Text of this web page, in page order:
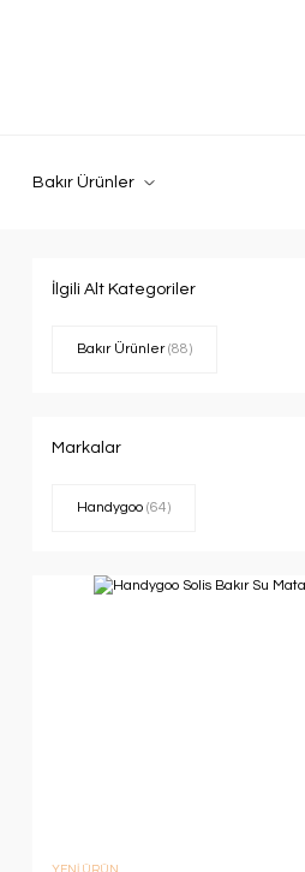
Bakır Ürünler
İlgili Alt Kategoriler
Bakır Ürünler(88)
Markalar
Handygoo (64)
YENİ ÜRÜN